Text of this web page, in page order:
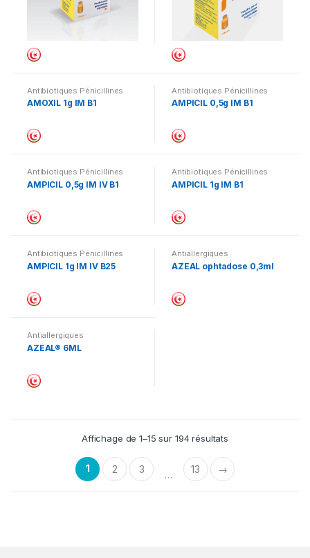
Antibiotiques Pénicillines
AMOXIL 1g IM B1
Antibiotiques Pénicillines
AMPICIL 0,5g IM B1
Antibiotiques Pénicillines
AMPICIL 0,5g IM IV B1
Antibiotiques Pénicillines
AMPICIL 1g IM B1
Antibiotiques Pénicillines
AMPICIL 1g IM IV B25
Antiallergiques
AZEAL ophtadose 0,3ml
Antiallergiques
AZÉAL® 6ML
Affichage de 1–15 sur 194 résultats
1 2 3 … 13 →